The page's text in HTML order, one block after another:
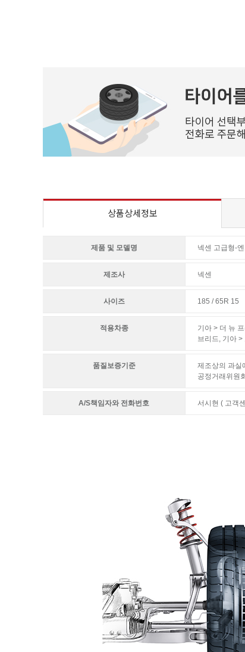
상품상세정보
제품 및 모델명 넥센 고급형-
제조사 넥센
사이즈 185 / 65R 15
적용차종 기아 > 더 뉴
브리드, 기아 >
품질보증기준
제조상의 과실
공정거래위원
A/S책임자와 전화번호 서시현 ( 고객